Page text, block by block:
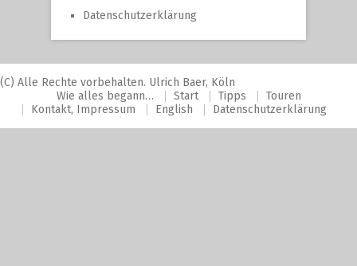
Datenschutzerklärung
(C) Alle Rechte vorbehalten. Ulrich Baer, Köln
Wie alles begann…
Start Tipps
Touren
Kontakt, Impressum
English Datenschutzerklärung